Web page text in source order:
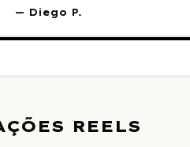
— Diego P.
REELS